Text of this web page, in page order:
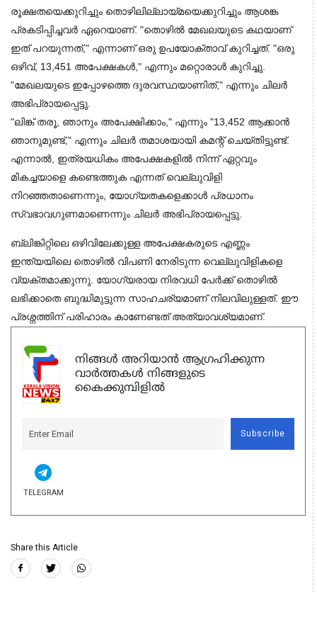
രൂക്ഷതയെക്കുറിച്ചും തൊഴിലില്ലായ്മയെക്കുറിച്ചും ആശങ്ക
പ്രകടിപ്പിച്ചവർ ഏറെയാണ്. "തൊഴിൽ മേഖലയുടെ കഥയാണ്
ഇത് പറയുന്നത്," എന്നാണ് ഒരു ഉപയോക്താവ് കുറിച്ചത്. "ഒരു
ഒഴിവ്, 13,451 അപേക്ഷകൾ," എന്നും മറ്റൊരാൾ കുറിച്ചു.
"മേഖലയുടെ ഇപ്പോഴത്തെ ദുരവസ്ഥയാണിത്," എന്നും ചിലർ
അഭിപ്രായപ്പെട്ടു.
"ലിങ്ക് തരൂ, ഞാനും അപേക്ഷിക്കാം," എന്നും "13,452 ആക്കാൻ
ഞാനുമുണ്ട്," എന്നും ചിലർ തമാശയായി കമന്റ് ചെയ്തിട്ടുണ്ട്.
എന്നാൽ, ഇത്രയധികം അപേക്ഷകളിൽ നിന്ന് ഏറ്റവും
മികച്ചയാളെ കണ്ടെത്തുക എന്നത് വെല്ലുവിളി
നിറഞ്ഞതാണെന്നും, യോഗ്യതകളെക്കാൾ പ്രധാനം
സ്വഭാവഗുണമാണെന്നും ചിലർ അഭിപ്രായപ്പെട്ടു.
ബ്ലിങ്കിറ്റിലെ ഒഴിവിലേക്കുള്ള അപേക്ഷകരുടെ എണ്ണം
ഇന്ത്യയിലെ തൊഴിൽ വിപണി നേരിടുന്ന വെല്ലുവിളികളെ
വ്യക്തമാക്കുന്നു. യോഗ്യരായ നിരവധി പേർക്ക് തൊഴിൽ
ലഭിക്കാതെ ബുദ്ധിമുട്ടുന്ന സാഹചര്യമാണ് നിലവിലുള്ളത്. ഈ
പ്രശ്നത്തിന് പരിഹാരം കാണേണ്ടത് അത്യാവശ്യമാണ്.
നിങ്ങൾ അറിയാൻ ആഗ്രഹിക്കുന്ന
വാർത്തകൾ നിങ്ങളുടെ
കൈക്കുമ്പിളിൽ
Subscribe
TELEGRAM
Share this Article